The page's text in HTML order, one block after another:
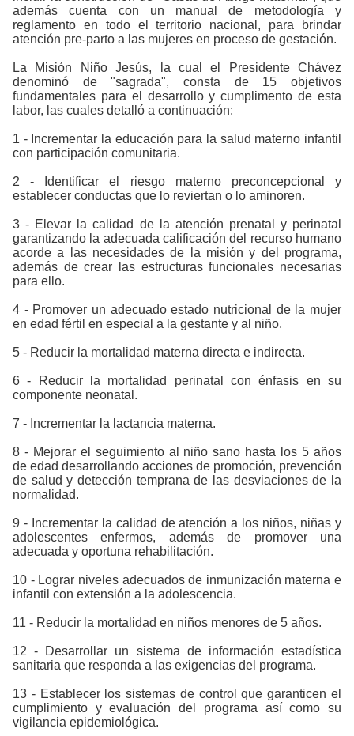
además cuenta con un manual de metodología y
reglamento en todo el territorio nacional, para brindar
atención pre-parto a las mujeres en proceso de gestación.
La Misión Niño Jesús, la cual el Presidente Chávez
denominó de "sagrada", consta de 15 objetivos
fundamentales para el desarrollo y cumplimento de esta
labor, las cuales detalló a continuación:
1 - Incrementar la educación para la salud materno infantil
con participación comunitaria.
2 - Identificar el riesgo materno preconcepcional y
establecer conductas que lo reviertan o lo aminoren.
3 - Elevar la calidad de la atención prenatal y perinatal
garantizando la adecuada calificación del recurso humano
acorde a las necesidades de la misión y del programa,
además de crear las estructuras funcionales necesarias
para ello.
4 - Promover un adecuado estado nutricional de la mujer
en edad fértil en especial a la gestante y al niño.
5 - Reducir la mortalidad materna directa e indirecta.
6 - Reducir la mortalidad perinatal con énfasis en su
componente neonatal.
7 - Incrementar la lactancia materna.
8 - Mejorar el seguimiento al niño sano hasta los 5 años
de edad desarrollando acciones de promoción, prevención
de salud y detección temprana de las desviaciones de la
normalidad.
9 - Incrementar la calidad de atención a los niños, niñas y
adolescentes enfermos, además de promover una
adecuada y oportuna rehabilitación.
10 - Lograr niveles adecuados de inmunización materna e
infantil con extensión a la adolescencia.
11 - Reducir la mortalidad en niños menores de 5 años.
12 - Desarrollar un sistema de información estadística
sanitaria que responda a las exigencias del programa.
13 - Establecer los sistemas de control que garanticen el
cumplimiento y evaluación del programa así como su
vigilancia epidemiológica.